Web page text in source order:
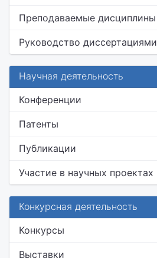
Преподаваемые дисциплины
Руководство диссертациями
Научная деятельность
Конференции
Патенты
Публикации
Участие в научных проектах
Конкурсная деятельность
Конкурсы
Выставки